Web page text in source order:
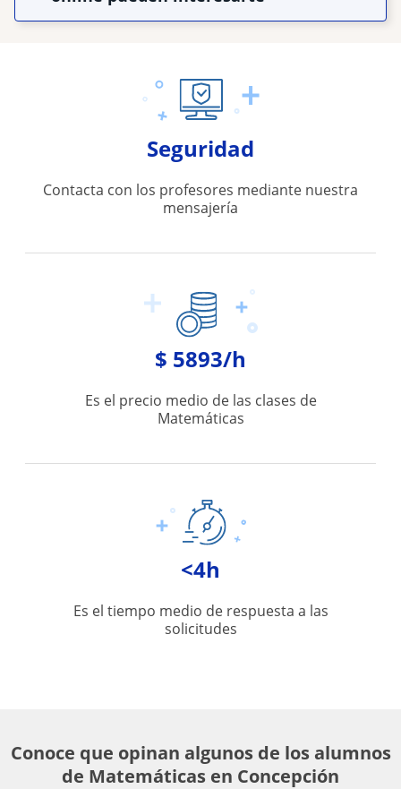
Seguridad
Contacta con los profesores mediante nuestra
mensajería
$ 5893/h
Es el precio medio de las clases de
Matemáticas
<4h
Es el tiempo medio de respuesta a las
solicitudes
Conoce que opinan algunos de los alumnos
de Matemáticas en Concepción